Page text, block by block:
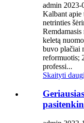
admin 2023-
Kalbant apie
netrinties
keletą
buvo plačiai
reformuotis;
professi...
Skaityti